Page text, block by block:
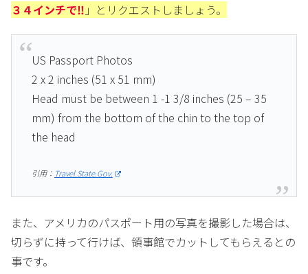
３４インチで‼ 」とリクエストしましょう。
US Passport Photos
2 x 2 inches (51 x 51 mm)
Head must be between 1 -1 3/8 inches (25 – 35
mm) from the bottom of the chin to the top of
the head
引用： Travel.State.Gov.
また、アメリカのパスポート用の写真を撮影した場合は、
切らずに持って行けば、領事館でカットしてもらえるとの
事です。